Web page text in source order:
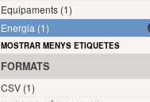
Equipaments (1)
Energia (1)
MOSTRAR MENYS ETIQUETES
FORMATS
CSV (1)